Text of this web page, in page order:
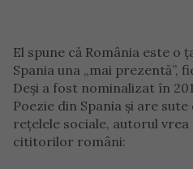
El spune că România este o
Spania una „mai prezentă”,
Deși a fost nominalizat în
Poezie din Spania și are
rețelele sociale, autorul vrea
cititorilor români: